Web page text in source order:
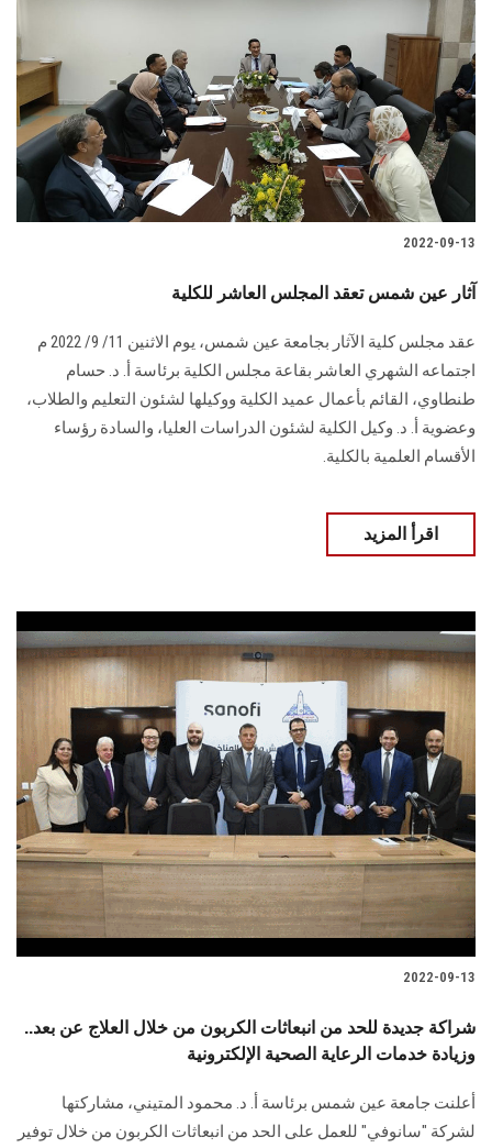
2022-09-13
آثار عين شمس تعقد المجلس العاشر للكلية
عقد مجلس كلية الآثار بجامعة عين شمس، يوم الاثنين 11/ 9/ 2022 م
اجتماعه الشهري العاشر بقاعة مجلس الكلية برئاسة أ. د. حسام
طنطاوي، القائم بأعمال عميد الكلية ووكيلها لشئون التعليم والطلاب،
وعضوية أ. د. وكيل الكلية لشئون الدراسات العليا، والسادة رؤساء
الأقسام العلمية بالكلية.
اقرأ المزيد
2022-09-13
شراكة جديدة للحد من انبعاثات الكربون من خلال العلاج عن بعد..
وزيادة خدمات الرعاية الصحية الإلكترونية
أعلنت جامعة عين شمس برئاسة أ. د. محمود المتيني، مشاركتها
لشركة "سانوفي" للعمل على الحد من انبعاثات الكربون من خلال توفير